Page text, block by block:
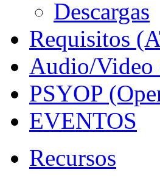
Descargas
Requisitos
Audio/Video
PSYOP
EVENTOS
Recursos